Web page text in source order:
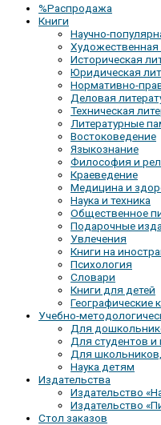
%Распродажа
Книги
Научно-
Художественная
Историческая
Юридическая
Нормативно-
Деловая
Техническая
Литературные
Востоковедение
Языкознание
Философия и
Краеведение
Медицина и
Наука и техника
Общественное
Подарочные
Увлечения
Книги на
Психология
Словари
Книги для детей
Географические
Учебно-
Для
Для студентов и
Для школьников,
Наука детям
Издательства
Издательство
Издательство
Стол заказов